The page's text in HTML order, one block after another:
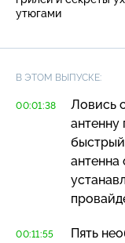
утюгами
В ЭТОМ ВЫПУСКЕ:
00:01:38
Ловись
антенну
антенна
00:11:55
Пять